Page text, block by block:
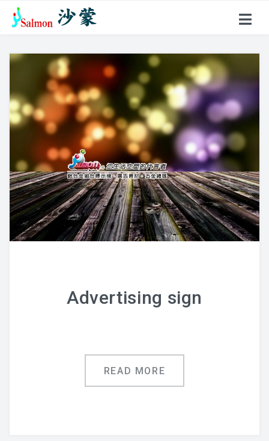
產品項目
戶外型指標
鋁合金名牌
超薄聚光燈
花架、燈箱
壓克力製品
標示牌系列
Advertising sign
READ MORE